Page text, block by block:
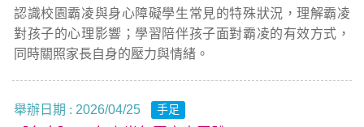
認識校園霸凌與身心障礙學生常見的特殊狀況，理解霸凌
對孩子的心理影響；學習陪伴孩子面對霸凌的有效方式，
同時關照家長自身的壓力與情緒。
舉辦日期 : 2026/04/25 手足